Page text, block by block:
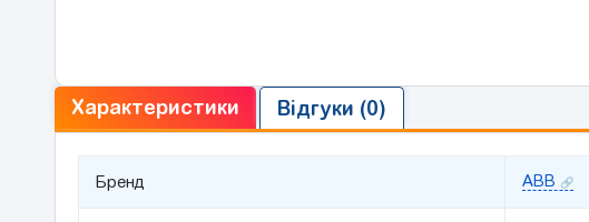
Характеристики Відгуки (0)
Бренд ABB